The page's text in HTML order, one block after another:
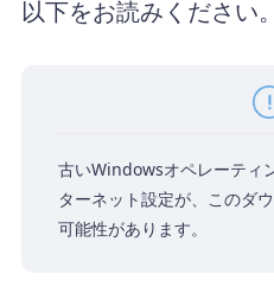
以下をお読みください。
古いWindowsオペレーティ
ターネット設定が、このダ
可能性があります。